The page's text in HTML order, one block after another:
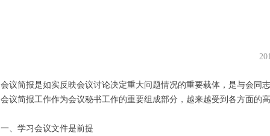
会议简报是如实反映会议讨论决定重大问题情况的重要载体，是与会同
会议简报工作作为会议秘书工作的重要组成部分，越来越受到各方面的
一、学习会议文件是前提